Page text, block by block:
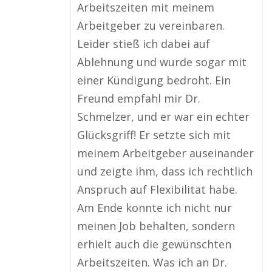
Arbeitszeiten mit meinem
Arbeitgeber zu vereinbaren.
Leider stieß ich dabei auf
Ablehnung und wurde sogar mit
einer Kündigung bedroht. Ein
Freund empfahl mir Dr.
Schmelzer, und er war ein echter
Glücksgriff! Er setzte sich mit
meinem Arbeitgeber auseinander
und zeigte ihm, dass ich rechtlich
Anspruch auf Flexibilität habe.
Am Ende konnte ich nicht nur
meinen Job behalten, sondern
erhielt auch die gewünschten
Arbeitszeiten. Was ich an Dr.